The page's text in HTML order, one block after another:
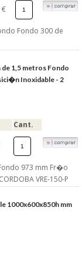
€
Fondo 300 de
1,5 metros Fondo
Inoxidable - 2
Cant.
973 mm Fr�o
VRE-150-P
1000x600x850h mm